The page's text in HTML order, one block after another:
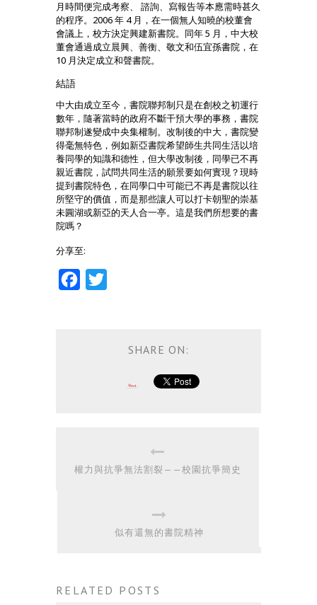
月時間便完成考察、 諮詢、寫報告等本應需時甚久
的程序。2006 年 4 月，在一個無人知曉的校董會
會議上，校方決定興建新書院。同年 5 月，中大校
董會通過成立晨興、善衡、敬文和伍宜孫書院，在
10 月決定成立和聲書院。
結語
中大由成立至今，書院聯邦制只是在創校之初運行
數年，隨著當時的政府不斷干預大學的事務，書院
聯邦制遂變成中央集權制。改制後的中大，書院變
得毫無特色，例如新亞書院希望師生共同生活以培
養同學的知識和德性，但大學改制後，同學已不再
親近書院，試問共同生活的願景要如何實現？現時
提到書院特色，在同學口中可能已不再是書院以往
所堅守的價值，而是那些讓人可以打卡朝聖的崇基
未圓湖或新亞的天人合一亭。這是我們所想要的書
院嗎？
分享至:
Facebook
SHARE ON:
權力與抗爭無法割裂——校園抗爭簡史
似有還無的書院精神
RELATED POSTS